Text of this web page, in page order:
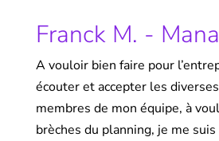
Franck M. -
A vouloir bien faire pour
écouter et accepter les
membres de mon équipe, à
brèches du planning, je me